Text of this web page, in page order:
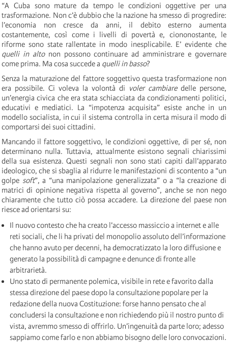
“A Cuba sono mature da tempo le condizioni oggettive per una
trasformazione. Non c’è dubbio che la nazione ha smesso di progredire:
l’economia non cresce da anni, il debito esterno aumenta
costantemente, così come i livelli di povertà e, ciononostante, le
riforme sono state rallentate in modo inesplicabile. E’ evidente che
quelli in altonon possono continuare ad amministrare e governare
come prima. Ma cosa succede a quelli in basso?
Senza la maturazione del fattore soggettivo questa trasformazione non
era possibile. Ci voleva la volontà di voler cambiaredelle persone,
un’energia civica che era stata schiacciata da condizionamenti politici,
educativi e mediatici. La “impotenza acquisita” esiste anche in un
modello socialista, in cui il sistema controlla in certa misura il modo di
comportarsi dei suoi cittadini.
Mancando il fattore soggettivo, le condizioni oggettive, di per sé, non
determinano nulla. Tuttavia, attualmente esistono segnali chiarissimi
della sua esistenza. Questi segnali non sono stati capiti dall’apparato
ideologico, che si sbaglia al ridurre le manifestazioni di scontento a “un
golpe soft”, a “una manipolazione generalizzata” o a “la creazione di
matrici di opinione negativa rispetta al governo”, anche se non nego
chiaramente che tutto ciò possa accadere. La direzione del paese non
riesce ad orientarsi su:
Il nuovo contesto che ha creato l’accesso massiccio a internet e alle
reti sociali, che li ha privati del monopolio assoluto dell’informazione
che hanno avuto per decenni, ha democratizzato la loro diffusione e
generato la possibilità di campagne e denunce di fronte alle
arbitrarietà.
Uno stato di permanente polemica, visibile in rete e favorito dalla
stessa direzione del paese dopo la consultazione popolare per la
redazione della nuova Costituzione: forse hanno pensato che al
concludersi la consultazione e non richiedendo più il nostro punto di
vista, avremmo smesso di offrirlo. Un’ingenuità da parte loro; adesso
sappiamo come farlo e non abbiamo bisogno delle loro convocazioni.